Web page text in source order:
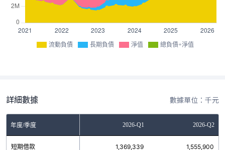
流動負債 長期負債 淨值 總負債+淨值
詳細數據 數據單位：千元
年度/季度 2026-Q1 2026-Q2
短期借款 1,369,339 1,555,900